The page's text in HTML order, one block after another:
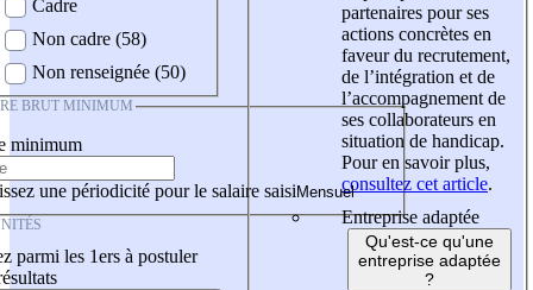
Cadre
Non cadre (58)
Non renseignée (50)
BRUT MINIMUM
minimum
une périodicité pour le salaire saisi
parmi les 1ers à postuler
partenaires pour ses
actions concrètes en
faveur du recrutement,
de l’intégration et de
l’accompagnement de
ses collaborateurs en
situation de handicap.
Pour en savoir plus,
consultez cet article.
Entreprise adaptée
Qu'est-ce qu'une
entreprise adaptée
?